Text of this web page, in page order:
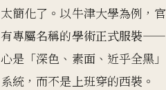
太簡化了。以牛津大學為例，
有專屬名稱的學術正式服裝
心是「深色、素面、近乎全黑
系統，而不是上班穿的西裝。